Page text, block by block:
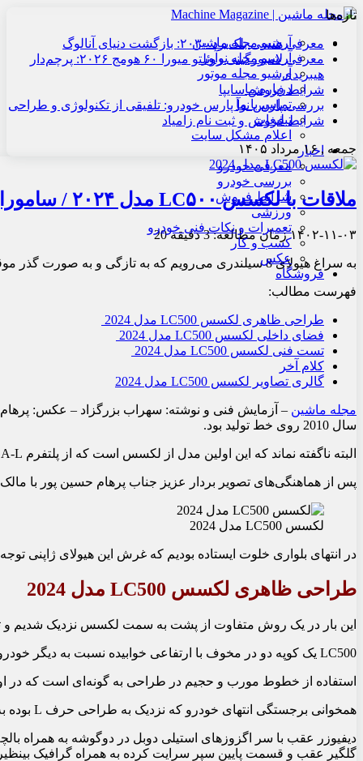
آرشیو مجله ماشین
آرشیو مجله نوآور
آرشیو مجله موتور
درباره ما
تماس با ما
تبلیغات
اعلام مشکل سایت
اخبار
معرفی خودرو
بررسی خودرو
شرایط فروش
ورزشی
تعمیرات و نکات فنی خودرو
کسب و کار
عکس
فروشگاه
تازه‌ها
معرفی هنسی بلک‌برد ۲۰۳۰: بازگشت دنیای آنالوگ
معرفی لامبورگینی روئلتو میورا ۶۰ هومج ۲۰۲۶: پرچم‌دار
هیبریدی
شرایط فروش سایپا
بررسی پارس نوآ پارس خودرو: تلفیقی از تکنولوژی و طراحی
شرایط فروش و ثبت نام زامیاد
جمعه , ۱۶ مرداد ۱۴۰۵
ملاقات با لکسس LC۵۰۰ مدل ۲۰۲۴ / سامورایی در وطن
۱۴۰۲-۱۱-۰۳زمان مطالعه: 3 دقیقه 20
به سراغ هیولای 8 سیلندری می‌رویم که به تازگی و به صورت گذر موقت وارد کشورمان شده است.
فهرست مطالب:
طراحی ظاهری لکسس LC500 مدل 2024
فضای داخلی لکسس LC500 مدل 2024
تست فنی لکسس LC500 مدل 2024
کلام آخر
گالری تصاویر لکسس LC500 مدل 2024
مجله ماشین
سال 2010 روی خط تولید بود.
البته ناگفته نماند که این اولین مدل از لکسس است که از پلت‏فرم GA-L استفاده می‏‌کند که همراه با سایر قطعات با سدان فول سایز سری XF50 – LS مشترک است.
پس از هماهنگی‏‌های تصویر بردار عزیز جناب پرهام حسین پور با
لکسس LC500 مدل 2024
در انتهای بلواری خلوت ایستاده بودیم که غرش این هیولای
طراحی ظاهری لکسس LC500 مدل 2024
این بار در یک روش متفاوت از پشت به سمت لکسس نزدیک
LC500 یک کوپه دو در مخوف با ارتفاعی خوابیده نسبت به دیگر خودروها و با خطوطی شبیه زخم شمشیر بر فلز طراحی شده است.
استفاده از خطوط مورب و حجیم در طراحی به‏ گونه‏‌ای است که در
همخوانی برجستگی انتهای خودرو که نزدیک به طراحی حرف L بوده به همراه فرورفتگی پایین چراغ خطر، سبب شده تا حالتی خاص را به انتهای خودرو بدهد که در کمتر کوپه‌‏ای دیده می‏‌شود.
گلگیر عقب و قسمت پایین سپر سرایت کرده به همراه گرافیک